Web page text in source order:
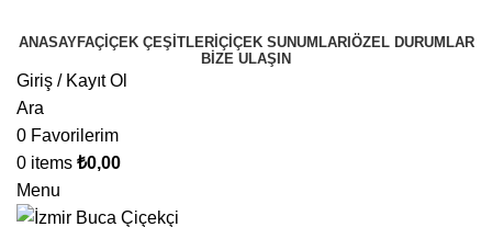
ANASAYFAÇIÇEK ÇEŞITLERI ÇIÇEK SUNUMLARI ÖZEL DURUMLAR
BIZE ULAŞIN
Giriş / Kayıt Ol
Ara
0 Favorilerim
0 items ₺0,00
Menu